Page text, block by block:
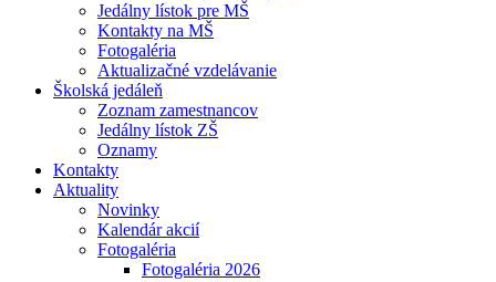
Jedálny lístok pre MŠ
Kontakty na MŠ
Fotogaléria
Aktualizačné vzdelávanie
Školská jedáleň
Zoznam zamestnancov
Jedálny lístok ZŠ
Oznamy
Kontakty
Aktuality
Novinky
Kalendár akcií
Fotogaléria
Fotogaléria 2026